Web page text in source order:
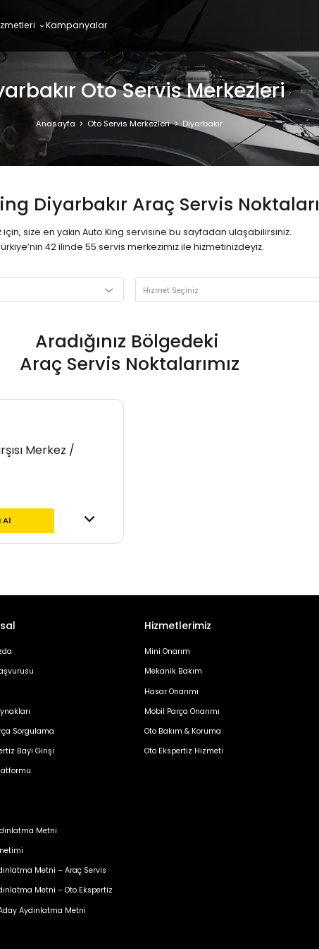
Kampanyalar
Oto Servis Merkezleri
Anasayfa Oto Servis Merkezleri Diyarbakır
Diyarbakır Araç Servis Noktaları
için, size en yakın Auto King servisine bu sayfadan ulaşabilirsiniz.
42 ilinde 55 servis merkezimiz ile hizmetinizdeyiz.
Hizmet Seçiniz
Aradığınız Bölgedeki
Araç Servis Noktalarımız
Merkez /
Al
Sorgulama
Bayi Girişi
Metni
Metni – Araç Servis
Metni – Oto Ekspertiz
Aydınlatma Metni
Hizmetlerimiz
Mini Onarım
Mekanik Bakım
Hasar Onarımı
Mobil Parça Onarımı
Oto Bakım & Koruma
Oto Ekspertiz Hizmeti